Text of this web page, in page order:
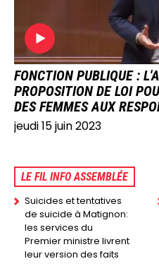
FONCTION PUBLIQUE :
PROPOSITION DE LOI
DES FEMMES AUX
jeudi 15 juin 2023
LE FIL INFO ASSEMBLÉE
Suicides et tentatives
de suicide à Matignon:
les services du
Premier ministre livrent
leur version des faits